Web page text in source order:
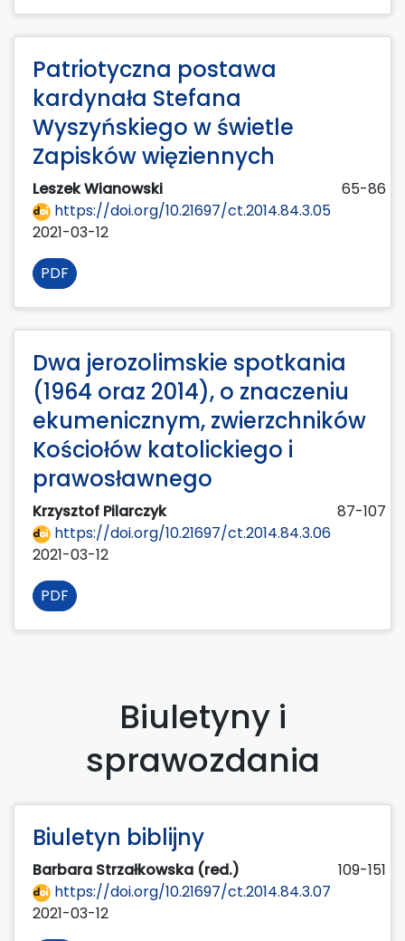
Patriotyczna postawa
kardynała Stefana
Wyszyńskiego w świetle
Zapisków więziennych
Leszek Wianowski
65-86
https://doi.org/10.21697/ct.2014.84.3.05
2021-03-12
PDF
Dwa jerozolimskie spotkania
(1964 oraz 2014), o znaczeniu
ekumenicznym, zwierzchników
Kościołów katolickiego i
prawosławnego
Krzysztof Pilarczyk
87-107
https://doi.org/10.21697/ct.2014.84.3.06
2021-03-12
PDF
Biuletyny i
sprawozdania
Biuletyn biblijny
Barbara Strzałkowska (red.)
109-151
https://doi.org/10.21697/ct.2014.84.3.07
2021-03-12